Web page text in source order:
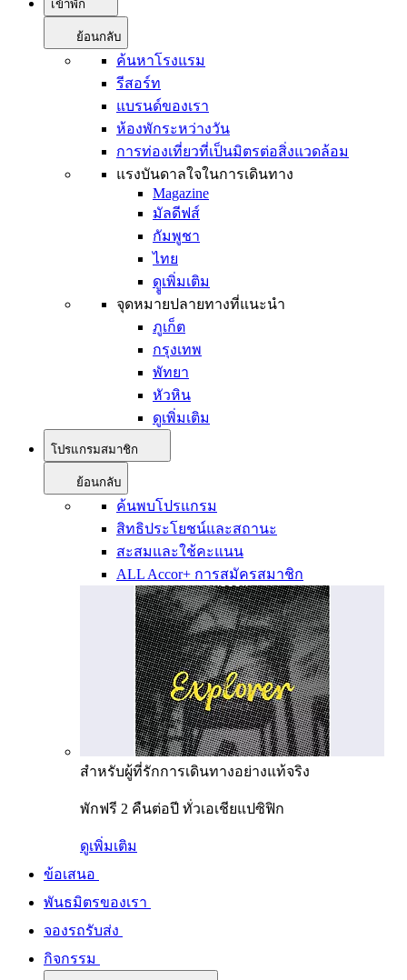
เข้าพัก
ย้อนกลับ
ค้นหาโรงแรม
รีสอร์ท
แบรนด์ของเรา
ห้องพักระหว่างวัน
การท่องเที่ยวที่เป็นมิตรต่อสิ่งแวดล้อม
แรงบันดาลใจในการเดินทาง
Magazine
มัลดีฟส์
กัมพูชา
ไทย
ดููเพิ่มเติม
จุดหมายปลายทางที่แนะนำ
ภูเก็ต
กรุงเทพ
พัทยา
หัวหิน
ดูเพิ่มเติม
โปรแกรมสมาชิก
ย้อนกลับ
ค้นพบโปรแกรม
สิทธิประโยชน์และสถานะ
สะสมและใช้คะแนน
ALL Accor+ การสมัครสมาชิก
สำหรับผู้ที่รักการเดินทางอย่างแท้จริง
พักฟรี 2 คืนต่อปี ทั่วเอเชียแปซิฟิก
ดูเพิ่มเติม
ข้อเสนอ
พันธมิตรของเรา
จองรถรับส่ง
กิจกรรม